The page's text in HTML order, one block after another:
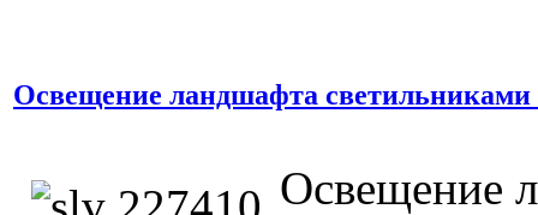
Освещение ландшафта светильниками
Освещение